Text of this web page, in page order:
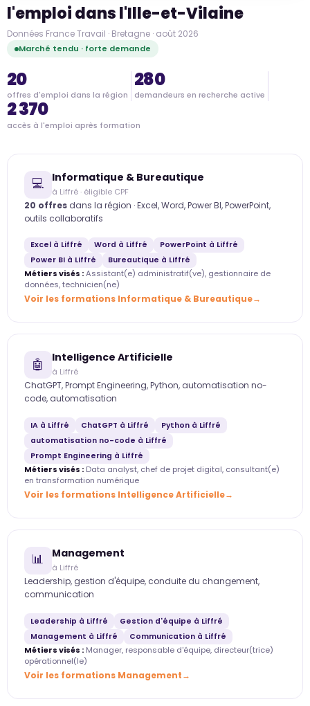
l'emploi dans l'Ille-et-Vilaine
Données France Travail · Bretagne · août 2026
Marché tendu · forte demande
20
offres d'emploi dans la région
280
demandeurs en recherche active
2 370
accès à l'emploi après formation
💻 Informatique & Bureautique
à Liffré · éligible CPF
20 offres dans la région · Excel, Word, Power BI, PowerPoint,
outils collaboratifs
Excel à Liffré Word à Liffré
PowerPoint à Liffré
Power BI à Liffré
Bureautique à Liffré
Métiers visés :Assistant(e) administratif(ve), gestionnaire de
données, technicien(ne)
Voir les formations Informatique & Bureautique
🤖 Intelligence Artificielle
à Liffré
ChatGPT, Prompt Engineering, Python, automatisation no-
code, automatisation
IA à Liffré ChatGPT à Liffré
Python à Liffré
automatisation no-code à Liffré
Prompt Engineering à Liffré
Métiers visés : Data analyst, chef de projet digital, consultant(e)
en transformation numérique
Voir les formations Intelligence Artificielle
📊 Management
à Liffré
Leadership, gestion d'équipe, conduite du changement,
communication
Leadership à Liffré
Gestion d'équipe à Liffré
Management à Liffré
Communication à Liffré
Métiers visés : Manager, responsable d'équipe, directeur(trice)
opérationnel(le)
Voir les formations Management